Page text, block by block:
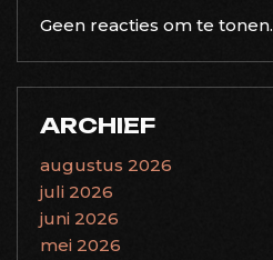
Geen reacties om te tonen.
ARCHIEF
augustus 2026
juli 2026
juni 2026
mei 2026